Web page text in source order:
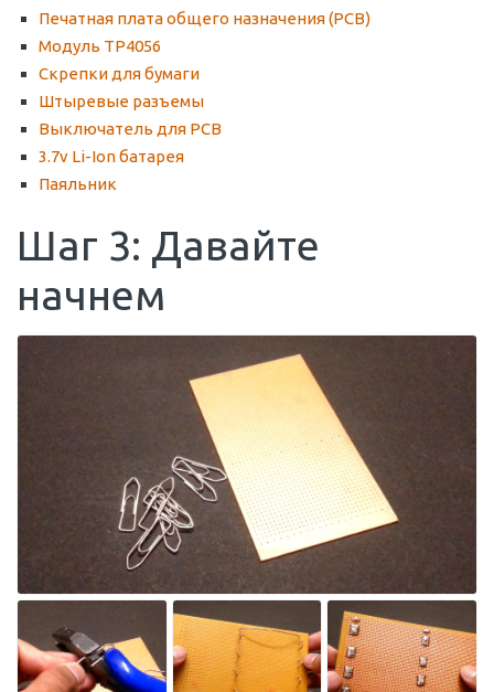
Печатная плата общего назначения (PCB)
Модуль TP4056
Скрепки для бумаги
Штыревые разъемы
Выключатель для PCB
3.7v Li-Ion батарея
Паяльник
Шаг 3: Давайте
начнем